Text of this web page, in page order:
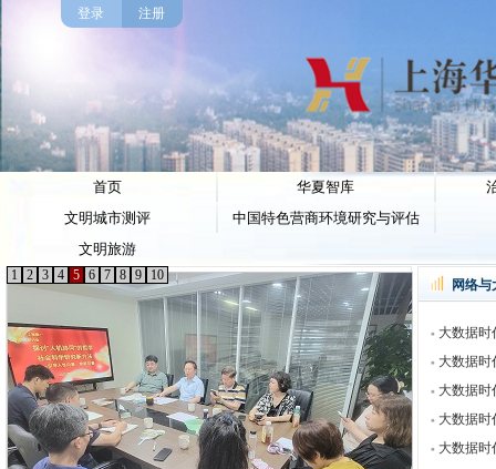
登录 注册
首页 华夏智库
文明城市测评
中国特色营商环境研究与评估
文明旅游
1 2 3 4 5 6 7 8 9 10
网络与
大数据时
大数据时
大数据时
大数据时
大数据时